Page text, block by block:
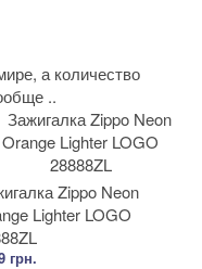
а количество
..
Zippo Neon
Lighter LOGO
грн.